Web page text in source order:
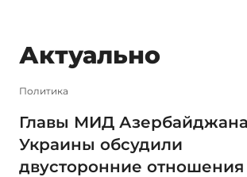
Актуально
Политика
Главы МИД
Украины обсудили
двусторонние отношения